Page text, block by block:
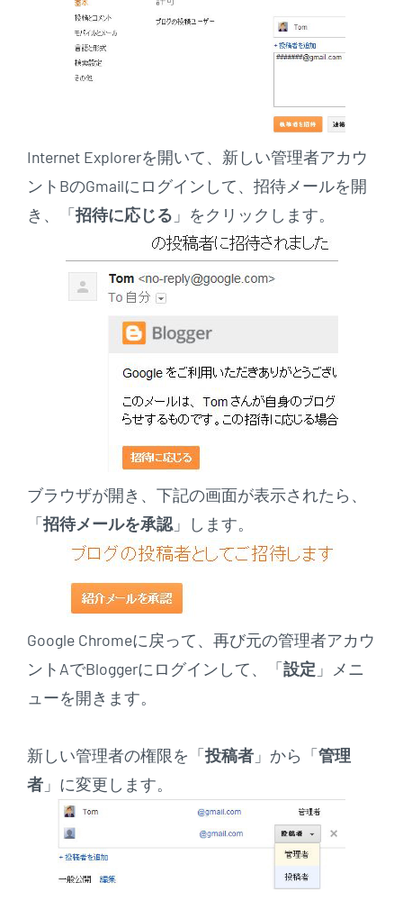
Internet Explorerを開いて、新しい管理者アカウ
ントBのGmailにログインして、招待メールを開
き、「招待に応じる 」をクリックします。
ブラウザが開き、下記の画面が表示されたら、
「招待メールを承認 」します。
Google Chromeに戻って、再び元の管理者アカウ
ントAでBloggerにログインして、「設定 」メニ
ューを開きます。
新しい管理者の権限を「投稿者 」から「管理
者 」に変更します。